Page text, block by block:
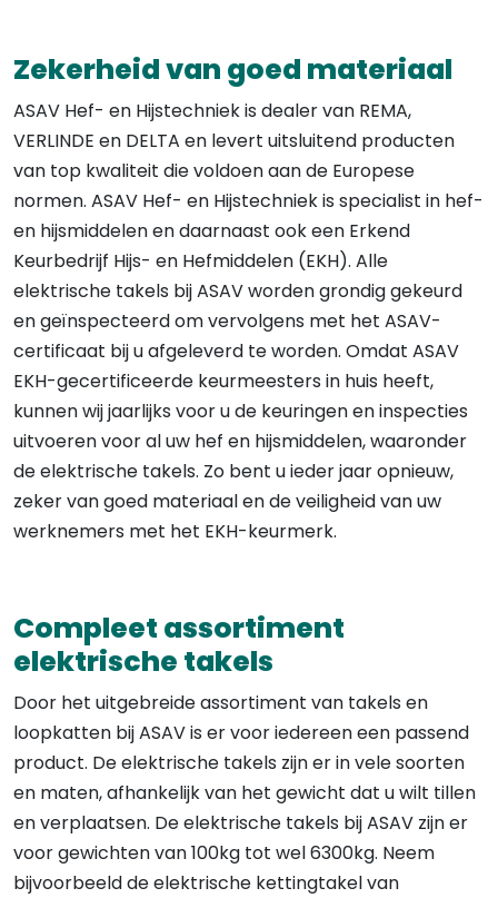
Zekerheid van goed materiaal
ASAV Hef- en Hijstechniek is dealer van REMA,
VERLINDE en DELTA en levert uitsluitend producten
van top kwaliteit die voldoen aan de Europese
normen. ASAV Hef- en Hijstechniek is specialist in hef-
en hijsmiddelen en daarnaast ook een Erkend
Keurbedrijf Hijs- en Hefmiddelen (EKH). Alle
elektrische takels bij ASAV worden grondig gekeurd
en geïnspecteerd om vervolgens met het ASAV-
certificaat bij u afgeleverd te worden. Omdat ASAV
EKH-gecertificeerde keurmeesters in huis heeft,
kunnen wij jaarlijks voor u de keuringen en inspecties
uitvoeren voor al uw hef en hijsmiddelen, waaronder
de elektrische takels. Zo bent u ieder jaar opnieuw,
zeker van goed materiaal en de veiligheid van uw
werknemers met het EKH-keurmerk.
Compleet assortiment
elektrische takels
Door het uitgebreide assortiment van takels en
loopkatten bij ASAV is er voor iedereen een passend
product. De elektrische takels zijn er in vele soorten
en maten, afhankelijk van het gewicht dat u wilt tillen
en verplaatsen. De elektrische takels bij ASAV zijn er
voor gewichten van 100kg tot wel 6300kg. Neem
bijvoorbeeld de elektrische kettingtakel van